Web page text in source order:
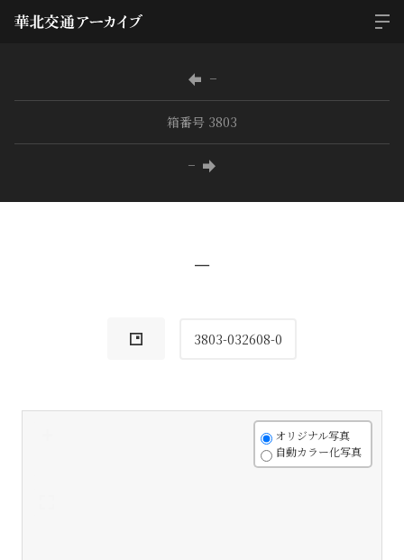
−
箱番号 3803
−
−
3803-032608-0
オリジナル写真
自動カラー化写真